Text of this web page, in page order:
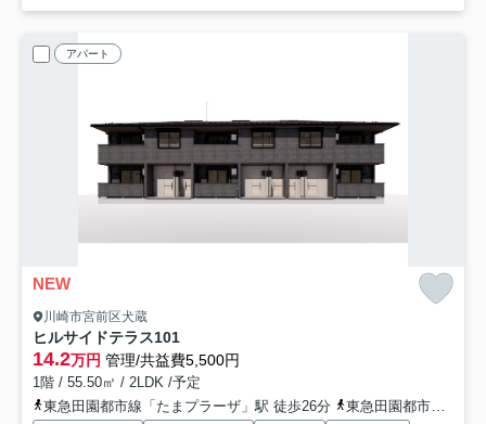
アパート
NEW
川崎市宮前区犬蔵
ヒルサイドテラス101
14.2万円 管理/共益費5,500円
1階 / 55.50㎡ / 2LDK /予定
東急田園都市線「たまプラーザ」駅 徒歩26分
東急田園都市線「鷺沼」駅 徒歩31分